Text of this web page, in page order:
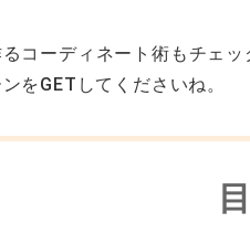
コーディネート術もチェ
をGETしてくださいね。